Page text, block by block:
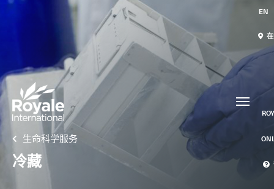
EN
在
生命科学服务
冷藏
我们的服务
国际快递
航空货运
邮件 / 仓配
联系我们